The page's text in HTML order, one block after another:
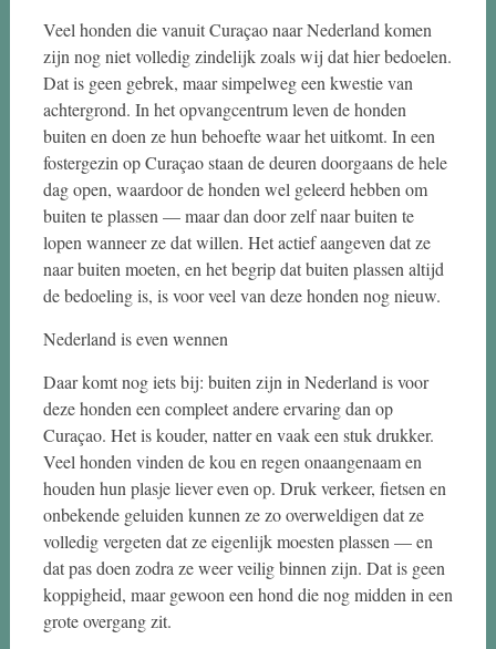
Veel honden die vanuit Curaçao naar Nederland komen
zijn nog niet volledig zindelijk zoals wij dat hier bedoelen.
Dat is geen gebrek, maar simpelweg een kwestie van
achtergrond. In het opvangcentrum leven de honden
buiten en doen ze hun behoefte waar het uitkomt. In een
fostergezin op Curaçao staan de deuren doorgaans de hele
dag open, waardoor de honden wel geleerd hebben om
buiten te plassen — maar dan door zelf naar buiten te
lopen wanneer ze dat willen. Het actief aangeven dat ze
naar buiten moeten, en het begrip dat buiten plassen altijd
de bedoeling is, is voor veel van deze honden nog nieuw.
Nederland is even wennen
Daar komt nog iets bij: buiten zijn in Nederland is voor
deze honden een compleet andere ervaring dan op
Curaçao. Het is kouder, natter en vaak een stuk drukker.
Veel honden vinden de kou en regen onaangenaam en
houden hun plasje liever even op. Druk verkeer, fietsen en
onbekende geluiden kunnen ze zo overweldigen dat ze
volledig vergeten dat ze eigenlijk moesten plassen — en
dat pas doen zodra ze weer veilig binnen zijn. Dat is geen
koppigheid, maar gewoon een hond die nog midden in een
grote overgang zit.